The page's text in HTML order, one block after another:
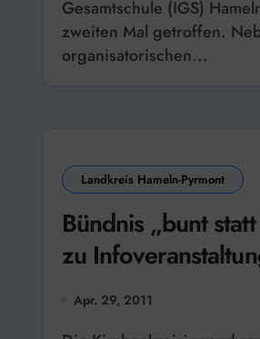
Gesamtschule (IGS)
zweiten Mal getroffen.
organisatorischen...
Landkreis Hameln-Pyrmont
Bündnis „bunt
zu
Apr. 29, 2011